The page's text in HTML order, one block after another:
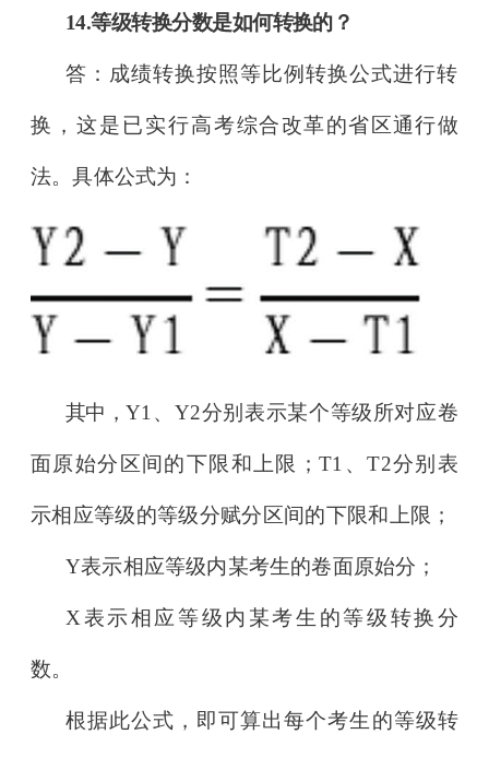
14.等级转换分数是如何转换的？
答：成绩转换按照等比例转换公式进行转
换，这是已实行高考综合改革的省区通行做
法。具体公式为：
其中，Y1、Y2分别表示某个等级所对应卷
面原始分区间的下限和上限；T1、T2分别表
示相应等级的等级分赋分区间的下限和上限；
Y表示相应等级内某考生的卷面原始分；
X表示相应等级内某考生的等级转换分
数。
根据此公式，即可算出每个考生的等级转